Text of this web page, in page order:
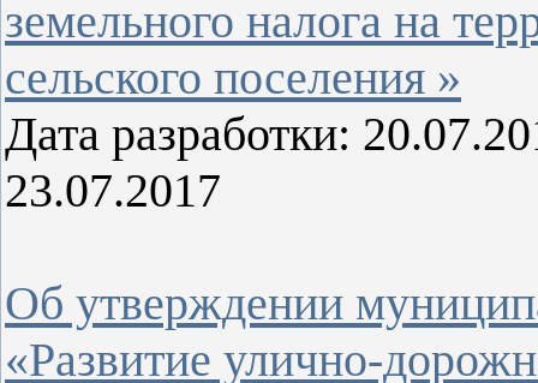
земельного налога на
сельского поселения »
Дата разработки:
23.07.2017
Об утверждении
«Развитие улично-